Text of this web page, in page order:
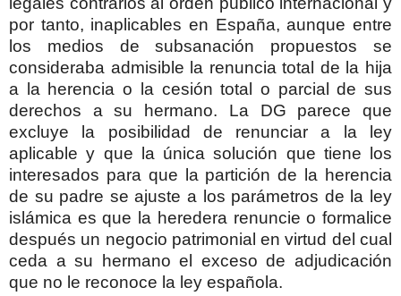
por tanto, inaplicables en España, aunque entre
los medios de subsanación propuestos se
consideraba admisible la renuncia total de la hija
a la herencia o la cesión total o parcial de sus
derechos a su hermano. La DG parece que
excluye la posibilidad de renunciar a la ley
aplicable y que la única solución que tiene los
interesados para que la partición de la herencia
de su padre se ajuste a los parámetros de la ley
islámica es que la heredera renuncie o formalice
después un negocio patrimonial en virtud del cual
ceda a su hermano el exceso de adjudicación
que no le reconoce la ley española.